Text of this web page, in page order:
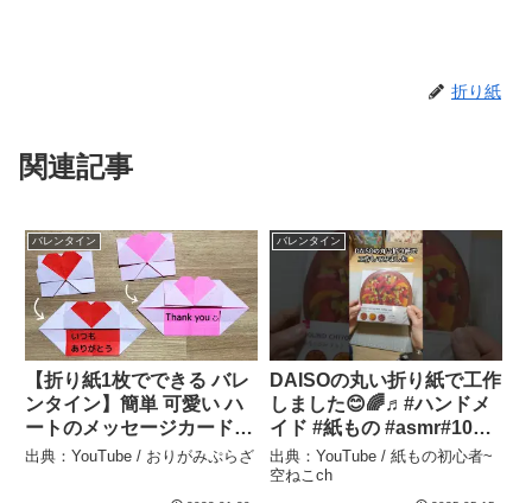
折り紙
関連記事
バレンタイン
【折り紙1枚でできる バレ
ンタイン】簡単 可愛い ハ
ートのメッセージカードの
折り方 Origami Heart
紙 誕生日 手作り – おりが
出典：YouTube / おりがみぷらざ
バレンタイン
DAISOの丸い折り紙で工作
しました😊🌈♬#ハンドメ
イド #紙もの #asmr#100
均diy #shorts #ペーパーク
ラフト #コラージュ#daiso
– 紙もの初心者~空ねこch
出典：YouTube / 紙もの初心者~
空ねこch